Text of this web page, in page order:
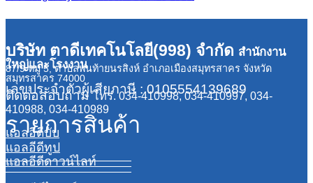
บริษัท ตาดีเทคโนโลยี(998) จำกัด สำนักงาน
ใหญ่และโรงงาน
87/9 หมู่ 5, ตำบลพันท้ายนรสิงห์ อำเภอเมืองสมุทรสาคร จังหวัด
สมุทรสาคร 74000
เลขประจำตัวผู้เสียภาษี : 0105554139689
ติดต่อสอบถามโทร. 034-410998, 034-410997, 034-
410988, 034-410989
รายการสินค้า
แอลอีดีบับ
แอลอีดีทูป
แอลอีดีดาวน์ไลท์